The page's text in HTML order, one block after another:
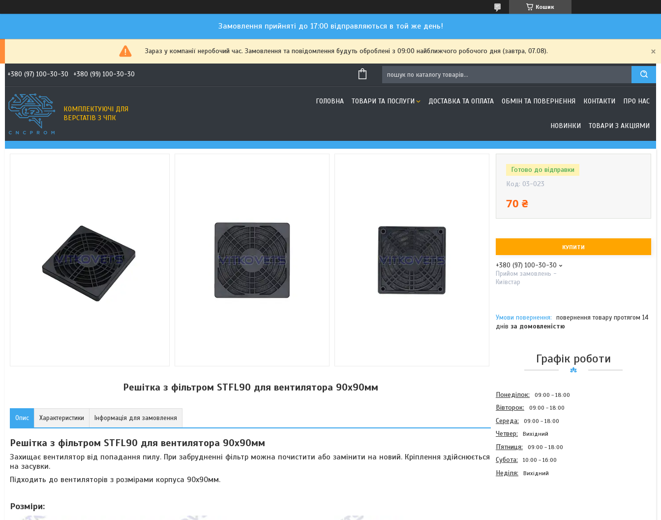
Кошик
Замовлення прийняті до 17:00 відправляються в той же день!
Зараз у компанії неробочий час. Замовлення та повідомлення будуть оброблені з 09:00 найближчого робочого дня (завтра, 07.08).
+380 (97) 100-30-30 +380 (99) 100-30-30
КОМПЛЕКТУЮЧІ ДЛЯ
ВЕРСТАТІВ З ЧПК
ГОЛОВНА ТОВАРИ ТА ПОСЛУГИ ДОСТАВКА ТА ОПЛАТА ОБМІН ТА ПОВЕРНЕННЯ КОНТАКТИ ПРО НАС
НОВИНКИ ТОВАРИ З АКЦІЯМИ
Решітка з фільтром STFL90 для вентилятора 90х90мм
Опис Характеристики Інформація для замовлення
Решітка з фільтром STFL90 для вентилятора 90х90мм
Захищає вентилятор від попадання пилу. При забрудненні фільтр можна почистити або замінити на новий. Кріплення здійснюється
на засувки.
Підходить до вентиляторів з розмірами корпуса 90х90мм.
Розміри:
Готово до відправки
Код: 03-023
70 ₴
КУПИТИ
+380 (97) 100-30-30
Прийом замовлень -
Київстар
повернення товару протягом 14
днів за домовленістю
Графік роботи
Понеділок 09:00 18:00
Вівторок 09:00 18:00
Середа 09:00 18:00
Четвер Вихідний
Пʼятниця 09:00 18:00
Субота 10:00 16:00
Неділя Вихідний